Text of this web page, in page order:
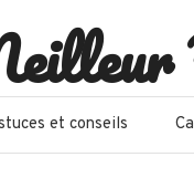
et conseils